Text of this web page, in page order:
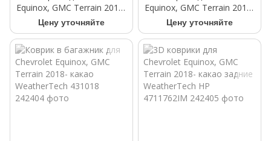
Equinox, GMC Terrain 2018-
черные передние
WeatherTech 4411761
Цену уточняйте
Equinox, GMC Terrain 2018-
черные задние
WeatherTech 4411762
Цену уточняйте